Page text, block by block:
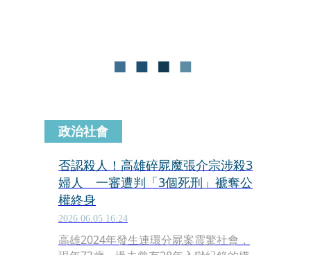
政治社會
否認殺人！高雄碎屍魔張介宗涉殺3
婦人 一審遭判「3個死刑」褫奪公
權終身
2026.06.05 16:24
高雄2024年發生連環分屍案震驚社會，